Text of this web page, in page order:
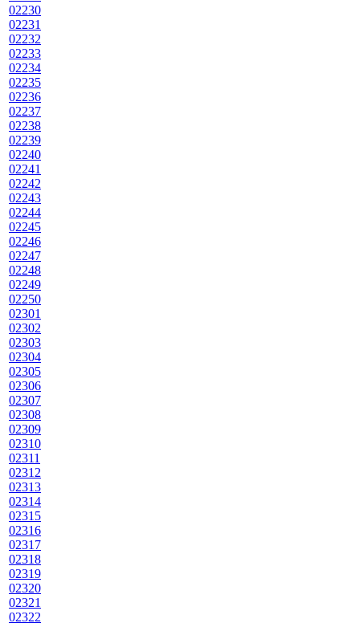
02230
02231
02232
02233
02234
02235
02236
02237
02238
02239
02240
02241
02242
02243
02244
02245
02246
02247
02248
02249
02250
02301
02302
02303
02304
02305
02306
02307
02308
02309
02310
02311
02312
02313
02314
02315
02316
02317
02318
02319
02320
02321
02322